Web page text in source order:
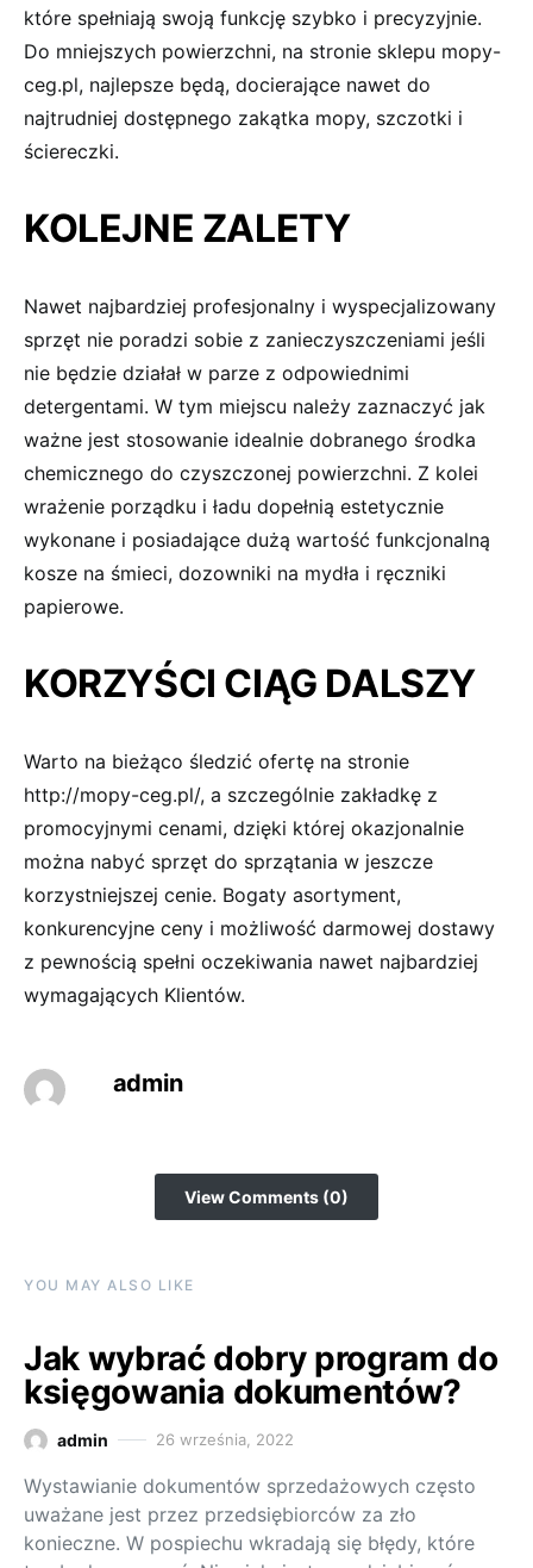
które spełniają swoją funkcję szybko i precyzyjnie.
Do mniejszych powierzchni, na stronie sklepu mopy-
ceg.pl, najlepsze będą, docierające nawet do
najtrudniej dostępnego zakątka mopy, szczotki i
ściereczki.
KOLEJNE ZALETY
Nawet najbardziej profesjonalny i wyspecjalizowany
sprzęt nie poradzi sobie z zanieczyszczeniami jeśli
nie będzie działał w parze z odpowiednimi
detergentami. W tym miejscu należy zaznaczyć jak
ważne jest stosowanie idealnie dobranego środka
chemicznego do czyszczonej powierzchni. Z kolei
wrażenie porządku i ładu dopełnią estetycznie
wykonane i posiadające dużą wartość funkcjonalną
kosze na śmieci, dozowniki na mydła i ręczniki
papierowe.
KORZYŚCI CIĄG DALSZY
Warto na bieżąco śledzić ofertę na stronie
http://mopy-ceg.pl/, a szczególnie zakładkę z
promocyjnymi cenami, dzięki której okazjonalnie
można nabyć sprzęt do sprzątania w jeszcze
korzystniejszej cenie. Bogaty asortyment,
konkurencyjne ceny i możliwość darmowej dostawy
z pewnością spełni oczekiwania nawet najbardziej
wymagających Klientów.
admin
View Comments (0)
YOU MAY ALSO LIKE
Jak wybrać dobry program do
księgowania dokumentów?
admin 26 września, 2022
Wystawianie dokumentów sprzedażowych często
uważane jest przez przedsiębiorców za zło
konieczne. W pospiechu wkradają się błędy, które